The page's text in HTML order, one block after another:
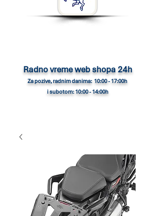
Radno vreme web shopa 24h
Za pozive, radnim danima: 10:00 - 17:00h
i subotom: 10:00 - 14:00h